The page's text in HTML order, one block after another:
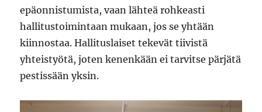
epäonnistumista, vaan lähteä rohkeasti
hallitustoimintaan mukaan, jos se yhtään
kiinnostaa. Hallituslaiset tekevät tiivistä
yhteistyötä, joten kenenkään ei tarvitse pärjätä
pestissään yksin.